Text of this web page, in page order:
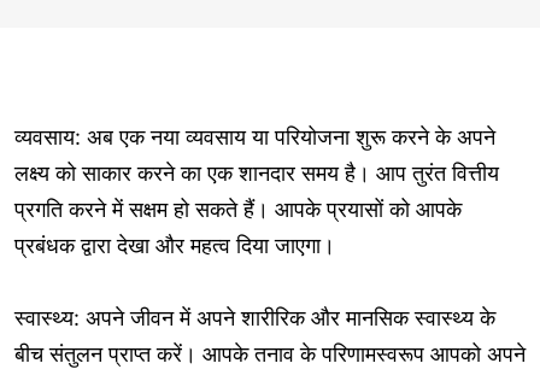
व्यवसाय: अब एक नया व्यवसाय या परियोजना शुरू करने के अपने
लक्ष्य को साकार करने का एक शानदार समय है। आप तुरंत वित्तीय
प्रगति करने में सक्षम हो सकते हैं। आपके प्रयासों को आपके
प्रबंधक द्वारा देखा और महत्व दिया जाएगा।
स्वास्थ्य: अपने जीवन में अपने शारीरिक और मानसिक स्वास्थ्य के
बीच संतुलन प्राप्त करें। आपके तनाव के परिणामस्वरूप आपको अपने